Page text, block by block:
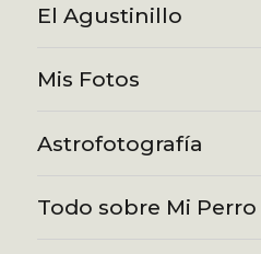
El Agustinillo
Mis Fotos
Astrofotografía
Todo sobre Mi Perro